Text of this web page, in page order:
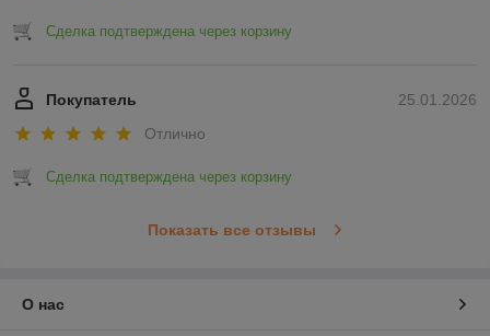
Сделка подтверждена через корзину
25.01.2026
Покупатель
Отлично
Сделка подтверждена через корзину
Показать все отзывы
О нас